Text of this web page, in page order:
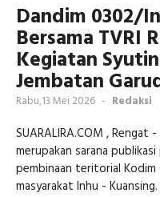
Dandim 0302/
Bersama TVRI
Kegiatan
Jembatan
Rabu,13 Mei 2026 - Redaksi
SUARALIRA.COM , Rengat
merupakan sarana
pembinaan teritorial
masyarakat Inhu - Kuansing.